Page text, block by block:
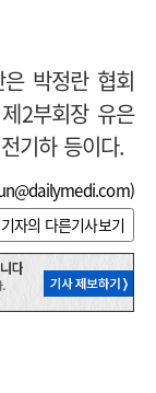
박정란 협회
2부회장 유은
기하 등이다.
)
기자의 다른기사보기